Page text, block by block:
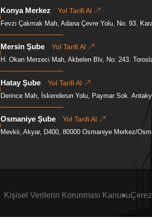
Konya Merkez Yol Tarifi Al
Fevzi Çakmak Mah, Adana Çevre Yolu, No: 93.
Mersin Şube Yol Tarifi Al
H. Okan Merzeci Mah, Akbelen Blv, No: 243.
Hatay Şube Yol Tarifi Al
Derince Mah, İskenderun Yolu, Paymar Sok.
Osmaniye Şube Yol Tarifi Al
Mevkii, Akyar, D400, 80000 Osmaniye Merkez/
Kişisel Verilerin Korunması Kanunu